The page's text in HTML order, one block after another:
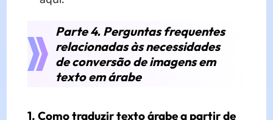
Parte 4. Perguntas frequentes
relacionadas às necessidades
de conversão de imagens em
texto em árabe
1. Como traduzir texto árabe a partir de